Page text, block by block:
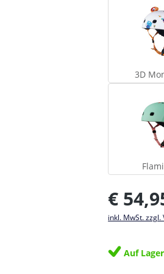
3D
Regulärer
€
inkl. MwSt.
Auf